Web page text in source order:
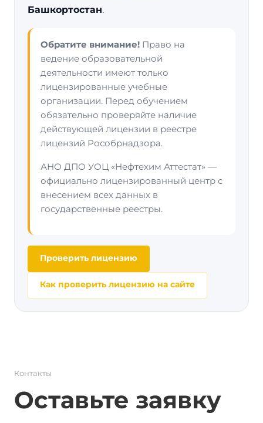
Башкортостан.
Обратите внимание! Право на
ведение образовательной
деятельности имеют только
лицензированные учебные
организации. Перед обучением
обязательно проверяйте наличие
действующей лицензии в реестре
лицензий Рособрнадзора.
АНО ДПО УОЦ «Нефтехим Аттестат» —
официально лицензированный центр с
внесением всех данных в
государственные реестры.
Проверить лицензию
Как проверить лицензию на сайте
Контакты
Оставьте заявку